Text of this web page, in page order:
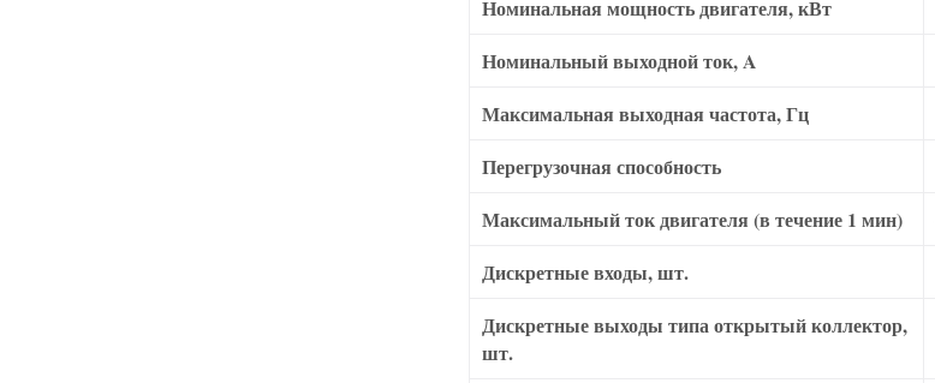
Номинальная мощность двигателя, кВт
Номинальный выходной ток, A
Максимальная выходная частота, Гц
Перегрузочная способность
Максимальный ток двигателя (в течение 1 мин)
Дискретные входы, шт.
Дискретные выходы типа открытый коллектор,
шт.